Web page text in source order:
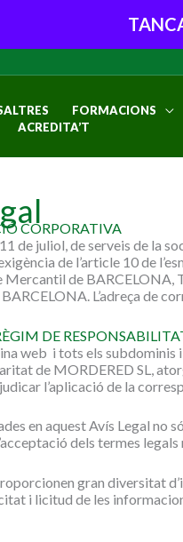
FORMACIONS
ACREDITA’T
CORPORATIVA
de juliol, de serveis de la
de l’article 10 de
de BARCELONA,
L’adreça de
DE
web i tots els
de MORDERED SL,
l’aplicació de la
en aquest Avís Legal no
dels termes
gran diversitat
i licitud de les